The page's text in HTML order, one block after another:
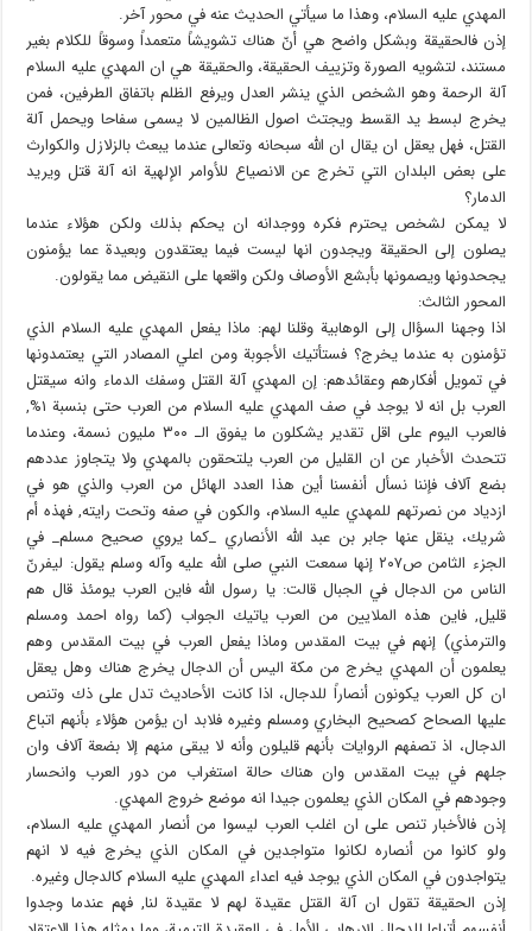
المهدي عليه السلام، وهذا ما سيأتي الحديث عنه في محور آخر.
إذن فالحقيقة وبشكل واضح هي أنّ هناك تشويشاً متعمداً وسوقاً للكلام بغير
مستند، لتشويه الصورة وتزييف الحقيقة، والحقيقة هي ان المهدي عليه السلام
آلة الرحمة وهو الشخص الذي ينشر العدل ويرفع الظلم باتفاق الطرفين، فمن
يخرج لبسط يد القسط ويجتث اصول الظالمين لا يسمى سفاحا ويحمل آلة
القتل، فهل يعقل ان يقال ان الله سبحانه وتعالى عندما يبعث بالزلازل والكوارث
على بعض البلدان التي تخرج عن الانصياع للأوامر الإلهية انه آلة قتل ويريد
الدمار؟
لا يمكن لشخص يحترم فكره ووجدانه ان يحكم بذلك ولكن هؤلاء عندما
يصلون إلى الحقيقة ويجدون انها ليست فيما يعتقدون وبعيدة عما يؤمنون
يجحدونها ويصمونها بأبشع الأوصاف ولكن واقعها على النقيض مما يقولون.
المحور الثالث:
اذا وجهنا السؤال إلى الوهابية وقلنا لهم: ماذا يفعل المهدي عليه السلام الذي
تؤمنون به عندما يخرج؟ فستأتيك الأجوبة ومن اعلي المصادر التي يعتمدونها
في تمويل أفكارهم وعقائدهم: إن المهدي آلة القتل وسفك الدماء وانه سيقتل
العرب بل انه لا يوجد في صف المهدي عليه السلام من العرب حتى بنسبة ١%,
فالعرب اليوم على اقل تقدير يشكلون ما يفوق الـ ٣٠٠ مليون نسمة، وعندما
تتحدث الأخبار عن ان القليل من العرب يلتحقون بالمهدي ولا يتجاوز عددهم
بضع آلاف فإننا نسأل أنفسنا أين هذا العدد الهائل من العرب والذي هو في
ازدياد من نصرتهم للمهدي عليه السلام، والكون في صفه وتحت رايته, فهذه أم
شريك، ينقل عنها جابر بن عبد الله الأنصاري _كما يروي صحيح مسلم_ في
الجزء الثامن ص٢٠٧ إنها سمعت النبي صلى الله عليه وآله وسلم يقول: ليفرنّ
الناس من الدجال في الجبال قالت: يا رسول الله فاين العرب يومئذ قال هم
قليل, فاين هذه الملايين من العرب ياتيك الجواب (كما رواه احمد ومسلم
والترمذي) إنهم في بيت المقدس وماذا يفعل العرب في بيت المقدس وهم
يعلمون أن المهدي يخرج من مكة اليس أن الدجال يخرج هناك وهل يعقل
ان كل العرب يكونون أنصاراً للدجال، اذا كانت الأحاديث تدل على ذك وتنص
عليها الصحاح كصحيح البخاري ومسلم وغيره فلابد ان يؤمن هؤلاء بأنهم اتباع
الدجال، اذ تصفهم الروايات بأنهم قليلون وأنه لا يبقى منهم إلا بضعة آلاف وان
جلهم في بيت المقدس وان هناك حالة استغراب من دور العرب وانحسار
وجودهم في المكان الذي يعلمون جيدا انه موضع خروج المهدي.
إذن فالأخبار تنص على ان اغلب العرب ليسوا من أنصار المهدي عليه السلام،
ولو كانوا من أنصاره لكانوا متواجدين في المكان الذي يخرج فيه لا انهم
يتواجدون في المكان الذي يوجد فيه اعداء المهدي عليه السلام كالدجال وغيره.
إذن الحقيقة تقول ان آلة القتل عقيدة لهم لا عقيدة لنا, فهم عندما وجدوا